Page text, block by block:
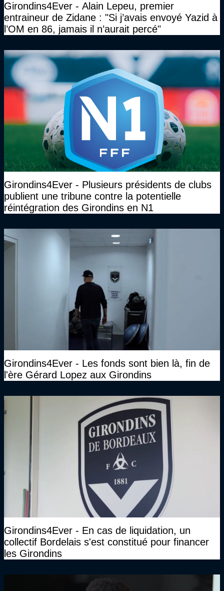
Girondins4Ever - Alain Lepeu, premier
entraineur de Zidane : "Si j’avais envoyé Yazid à
l’OM en 86, jamais il n’aurait percé"
Girondins4Ever - Plusieurs présidents de clubs
publient une tribune contre la potentielle
réintégration des Girondins en N1
Girondins4Ever - Les fonds sont bien là, fin de
l'ère Gérard Lopez aux Girondins
Girondins4Ever - En cas de liquidation, un
collectif Bordelais s'est constitué pour financer
les Girondins